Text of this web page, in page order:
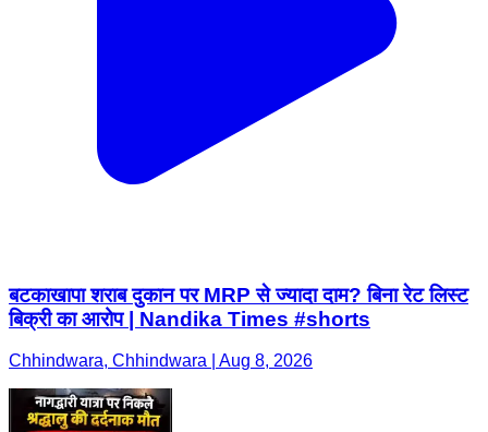
बटकाखापा शराब दुकान पर MRP से ज्यादा दाम? बिना रेट लिस्ट
बिक्री का आरोप | Nandika Times #shorts
Chhindwara, Chhindwara | Aug 8, 2026